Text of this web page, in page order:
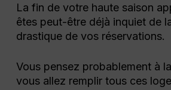
La fin de votre haute saison
êtes peut-être déjà inquiet de
drastique de vos réservations.
Vous pensez probablement à
vous allez remplir tous ces